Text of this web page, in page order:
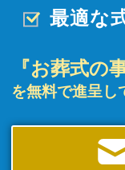
最適な
『お葬式の
を無料で進呈し